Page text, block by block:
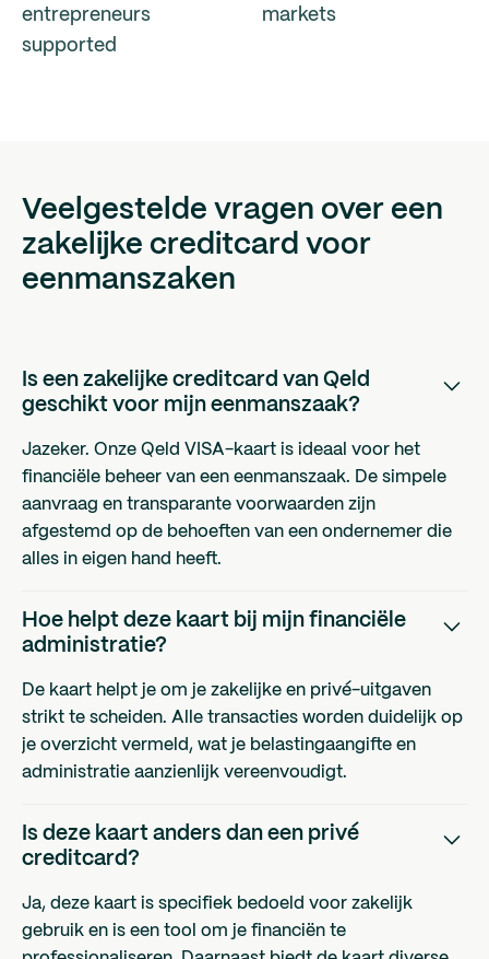
entrepreneurs
supported
markets
Veelgestelde vragen over een
zakelijke creditcard voor
eenmanszaken
Is een zakelijke creditcard van Qeld
geschikt voor mijn eenmanszaak?
Jazeker. Onze Qeld VISA-kaart is ideaal voor het
financiële beheer van een eenmanszaak. De simpele
aanvraag en transparante voorwaarden zijn
afgestemd op de behoeften van een ondernemer die
alles in eigen hand heeft.
Hoe helpt deze kaart bij mijn financiële
administratie?
De kaart helpt je om je zakelijke en privé-uitgaven
strikt te scheiden. Alle transacties worden duidelijk op
je overzicht vermeld, wat je belastingaangifte en
administratie aanzienlijk vereenvoudigt.
Is deze kaart anders dan een privé
creditcard?
Ja, deze kaart is specifiek bedoeld voor zakelijk
gebruik en is een tool om je financiën te